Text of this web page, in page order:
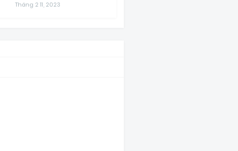
Tháng 2 11, 2023